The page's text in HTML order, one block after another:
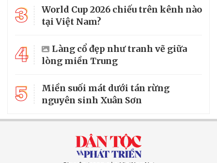
3
World Cup 2026 chiếu trên kênh nào
tại Việt Nam?
4
Làng cổ đẹp như tranh vẽ giữa
lòng miền Trung
5
Miền suối mát dưới tán rừng
nguyên sinh Xuân Sơn